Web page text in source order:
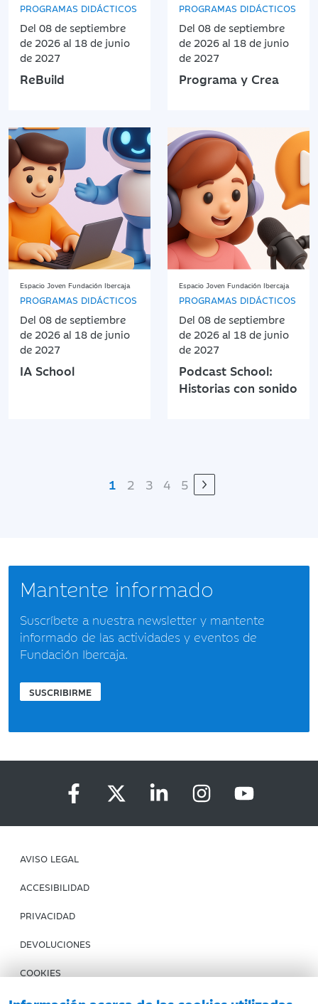
PROGRAMAS DIDÁCTICOS
Del 08 de septiembre
de 2026 al 18 de junio
de 2027
ReBuild
PROGRAMAS DIDÁCTICOS
Del 08 de septiembre
de 2026 al 18 de junio
de 2027
Programa y Crea
Espacio Joven Fundación Ibercaja
PROGRAMAS DIDÁCTICOS
Del 08 de septiembre
de 2026 al 18 de junio
de 2027
IA School
Espacio Joven Fundación Ibercaja
PROGRAMAS DIDÁCTICOS
Del 08 de septiembre
de 2026 al 18 de junio
de 2027
Podcast School:
Historias con sonido
1 2 3 4 5
Mantente informado
Suscríbete a nuestra newsletter y mantente
informado de las actividades y eventos de
Fundación Ibercaja.
SUSCRIBIRME
AVISO LEGAL
ACCESIBILIDAD
PRIVACIDAD
DEVOLUCIONES
COOKIES
CONDICIONES DE COMPRA